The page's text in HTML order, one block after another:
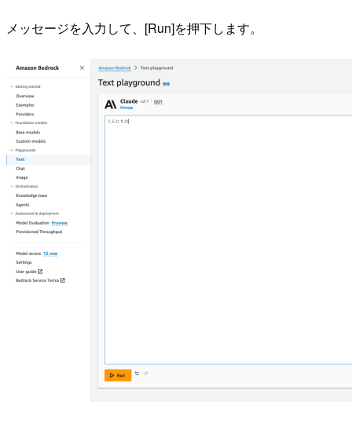
メッセージを入力して、[Run]を押下します。